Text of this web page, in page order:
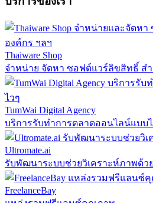
Thaiware Shop
จำหน่าย จัดหา ซอฟต์แวร์ลิขสิทธิ์ ส
TumWai Digital Agency
บริการรับทำการตลาดออนไลน์แบบ
Ultromate.ai
รับพัฒนาระบบช่วยวิเคราะห์ภาพด้ว
FreelanceBay